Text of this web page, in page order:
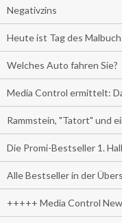
Negativzins
Heute ist Tag des
Welches Auto fahren Sie?
Media Control ermittelt:
Rammstein, "Tatort" und
Die Promi-Bestseller 1.
Alle Bestseller in der
+++++ Media Control